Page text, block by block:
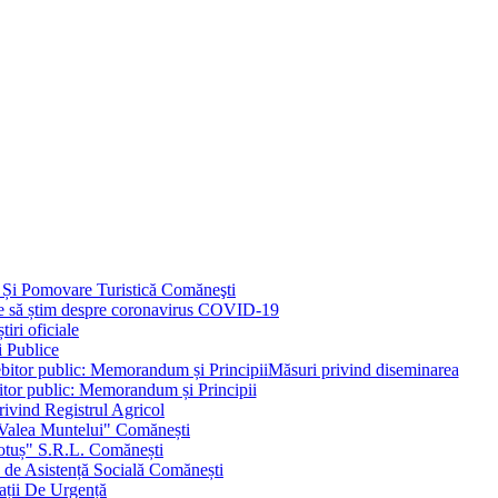
Pomovare Turistică Comăneşti
să știm despre coronavirus COVID-19
oficiale
Publice
Măsuri privind diseminarea
public: Memorandum și Principii
Registrul Agricol
Muntelui" Comănești
S.R.L. Comănești
Asistență Socială Comănești
De Urgență